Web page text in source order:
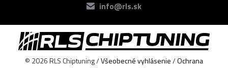
info@rls.sk
© 2026 RLS Chiptuning /Všeobecné vyhlásenie/Ochrana